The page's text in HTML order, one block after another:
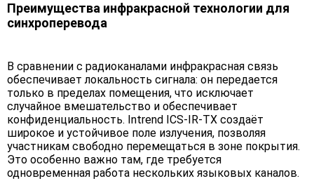
Преимущества инфракрасной технологии для
синхроперевода
В сравнении с радиоканалами инфракрасная связь
обеспечивает локальность сигнала: он передается
только в пределах помещения, что исключает
случайное вмешательство и обеспечивает
конфиденциальность. Intrend ICS-IR-TX создаёт
широкое и устойчивое поле излучения, позволяя
участникам свободно перемещаться в зоне покрытия.
Это особенно важно там, где требуется
одновременная работа нескольких языковых каналов.